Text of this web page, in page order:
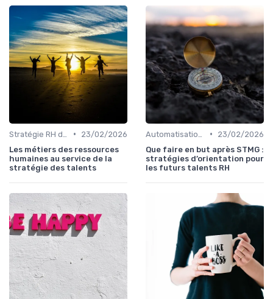
•
23/02/2026
Les métiers des ressources
humaines au service de la
stratégie des talents
•
23/02/2026
Que faire en but après STMG :
stratégies d’orientation pour
les futurs talents RH